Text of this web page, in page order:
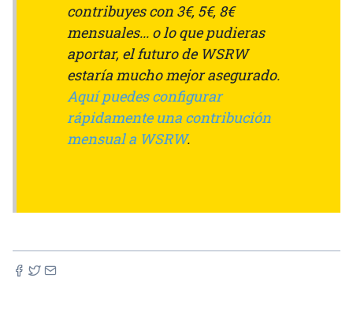
contribuyes con 3€, 5€, 8€
mensuales... o lo que pudieras
aportar, el futuro de WSRW
estaría mucho mejor asegurado.
Aquí puedes configurar
rápidamente una contribución
mensual a WSRW.